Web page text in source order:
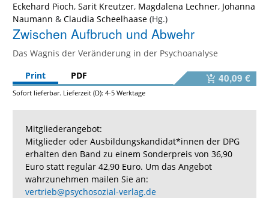
Eckehard Pioch, Sarit Kreutzer, Magdalena Lechner, Johanna
Naumann & Claudia Scheelhaase
Zwischen Aufbruch und Abwehr
Das Wagnis der Veränderung in der Psychoanalyse
Print
PDF 40,09 €
Sofort lieferbar. Lieferzeit (D): 4-5 Werktage
Mitgliederangebot:
Mitglieder oder Ausbildungskandidat*innen der DPG
erhalten den Band zu einem Sonderpreis von 36,90
Euro statt regulär 42,90 Euro. Um das Angebot
wahrzunehmen mailen Sie an:
vertrieb@psychosozial-verlag.de